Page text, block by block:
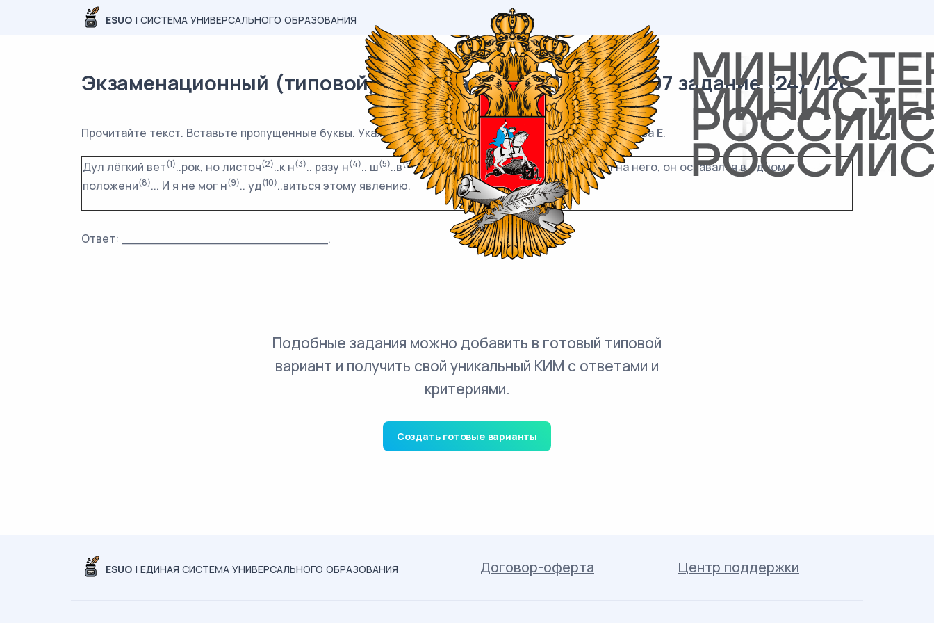
ESUO | СИСТЕМА УНИВЕРСАЛЬНОГО ОБРАЗОВАНИЯ
Экзаменационный (типовой) материал ОГЭ / Русский / 07 задание (24) / 26
Прочитайте текст. Вставьте пропущенные буквы. Укажите все цифры, на месте которых пишется буква Е.
Дул лёгкий вет(1)..рок, но листоч(2)..к н(3).. разу н(4).. ш(5)..в(6)..льнулся. И сколько я н (7).. смотрел на него, он оставался в одном
положени(8)... И я не мог н(9).. уд(10)..виться этому явлению.
Ответ: ___________________________.
Подобные задания можно добавить в готовый типовой
вариант и получить свой уникальный КИМ с ответами и
критериями.
Создать готовые варианты
ESUO | ЕДИНАЯ СИСТЕМА УНИВЕРСАЛЬНОГО ОБРАЗОВАНИЯ Договор-оферта Центр поддержки